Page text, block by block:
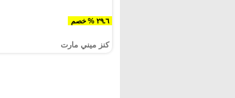
٢٩.٦ % خصم
كنز ميني مارت